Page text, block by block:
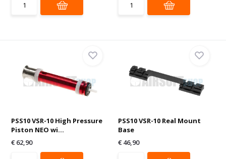
PSS10 VSR-10 High Pressure
Piston NEO wi...
€ 62,90
PSS10 VSR-10 Real Mount
Base
€ 46,90